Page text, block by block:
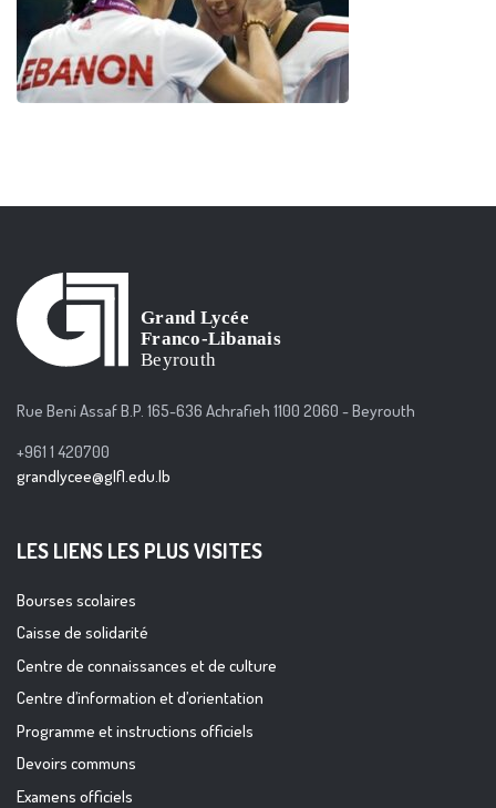
Rue Beni Assaf B.P. 165-636 Achrafieh 1100 2060 - Beyrouth
+961 1 420700
grandlycee@glfl.edu.lb
LES LIENS LES PLUS VISITES
Bourses scolaires
Caisse de solidarité
Centre de connaissances et de culture
Centre d’information et d’orientation
Programme et instructions officiels
Devoirs communs
Examens officiels